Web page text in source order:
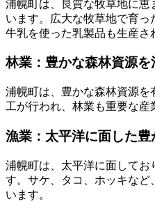
浦幌町は、良質な牧草地に恵
います。広大な牧草地で育っ
牛乳を使った乳製品も生産さ
林業：豊かな森林資源を
浦幌町は、豊かな森林資源
工が行われ、林業も重要な産
漁業：太平洋に面した豊
浦幌町は、太平洋に面してお
す。サケ、タコ、ホッキなど
います。